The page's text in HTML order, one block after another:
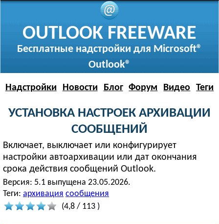
OUTLOOK FREEWARE
Бесплатные надстройки для Microsoft®
Outlook®
Надстройки Новости Блог Форум Видео Теги
УСТАНОВКА НАСТРОЕК АРХИВАЦИИ
СООБЩЕНИЙ
Включает, выключает или конфигурирует
настройки автоархивации или дат окончания
срока действия сообщений Outlook.
Версия: 5.1 выпущена 23.05.2026.
Теги: архивация сообщения
(4,8 / 113 )